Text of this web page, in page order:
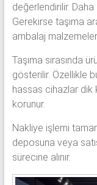
değerlendirilir. Daha
Gerekirse taşıma
ambalaj malzemeleri
Taşıma sırasında
gösterilir. Özellikle
hassas cihazlar dik
korunur.
Nakliye işlemi
deposuna veya
sürecine alınır.